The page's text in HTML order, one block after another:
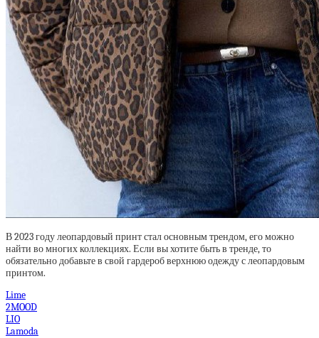
В 2023 году леопардовый принт стал основным трендом, его можно
найти во многих коллекциях. Если вы хотите быть в тренде, то
обязательно добавьте в свой гардероб верхнюю одежду с леопардовым
принтом.
Lime
2MOOD
LIO
Lamoda